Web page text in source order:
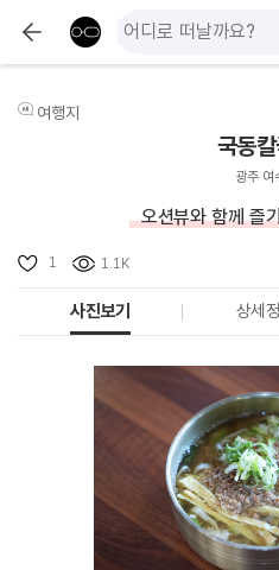
여행지
국동
광주 여
오션뷰와 함께 즐
1 1.1K
사진보기 상세